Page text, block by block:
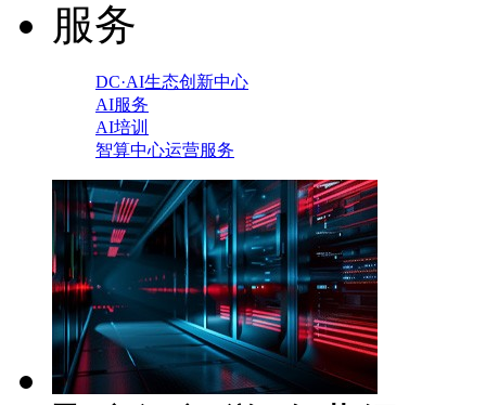
服务
DC·AI生态创新中心
AI服务
AI培训
智算中心运营服务